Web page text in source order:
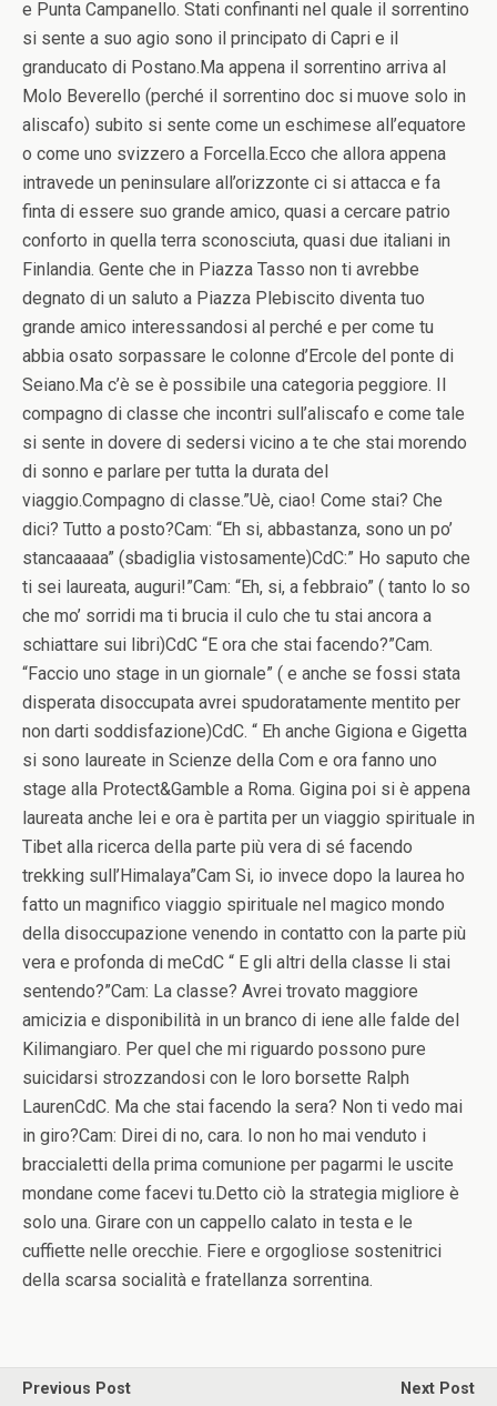
e Punta Campanello. Stati confinanti nel quale il sorrentino
si sente a suo agio sono il principato di Capri e il
granducato di Postano.Ma appena il sorrentino arriva al
Molo Beverello (perché il sorrentino doc si muove solo in
aliscafo) subito si sente come un eschimese all’equatore
o come uno svizzero a Forcella.Ecco che allora appena
intravede un peninsulare all’orizzonte ci si attacca e fa
finta di essere suo grande amico, quasi a cercare patrio
conforto in quella terra sconosciuta, quasi due italiani in
Finlandia. Gente che in Piazza Tasso non ti avrebbe
degnato di un saluto a Piazza Plebiscito diventa tuo
grande amico interessandosi al perché e per come tu
abbia osato sorpassare le colonne d’Ercole del ponte di
Seiano.Ma c’è se è possibile una categoria peggiore. Il
compagno di classe che incontri sull’aliscafo e come tale
si sente in dovere di sedersi vicino a te che stai morendo
di sonno e parlare per tutta la durata del
viaggio.Compagno di classe.”Uè, ciao! Come stai? Che
dici? Tutto a posto?Cam: “Eh si, abbastanza, sono un po’
stancaaaaa” (sbadiglia vistosamente)CdC:” Ho saputo che
ti sei laureata, auguri!”Cam: “Eh, si, a febbraio” ( tanto lo so
che mo’ sorridi ma ti brucia il culo che tu stai ancora a
schiattare sui libri)CdC “E ora che stai facendo?”Cam.
“Faccio uno stage in un giornale” ( e anche se fossi stata
disperata disoccupata avrei spudoratamente mentito per
non darti soddisfazione)CdC. “ Eh anche Gigiona e Gigetta
si sono laureate in Scienze della Com e ora fanno uno
stage alla Protect&Gamble a Roma. Gigina poi si è appena
laureata anche lei e ora è partita per un viaggio spirituale in
Tibet alla ricerca della parte più vera di sé facendo
trekking sull’Himalaya”Cam Si, io invece dopo la laurea ho
fatto un magnifico viaggio spirituale nel magico mondo
della disoccupazione venendo in contatto con la parte più
vera e profonda di meCdC “ E gli altri della classe li stai
sentendo?”Cam: La classe? Avrei trovato maggiore
amicizia e disponibilità in un branco di iene alle falde del
Kilimangiaro. Per quel che mi riguardo possono pure
suicidarsi strozzandosi con le loro borsette Ralph
LaurenCdC. Ma che stai facendo la sera? Non ti vedo mai
in giro?Cam: Direi di no, cara. Io non ho mai venduto i
braccialetti della prima comunione per pagarmi le uscite
mondane come facevi tu.Detto ciò la strategia migliore è
solo una. Girare con un cappello calato in testa e le
cuffiette nelle orecchie. Fiere e orgogliose sostenitrici
della scarsa socialità e fratellanza sorrentina.
Previous Post
Next Post